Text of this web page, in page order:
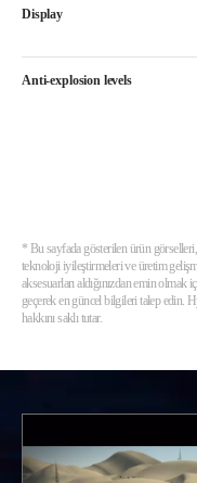
Display
Anti-explosion levels
* Bu sayfada gösterilen ürün
teknoloji iyileştirmeleri ve üretim
aksesuarları aldığınızdan emin
geçerek en güncel bilgileri talep edin.
hakkını saklı tutar.